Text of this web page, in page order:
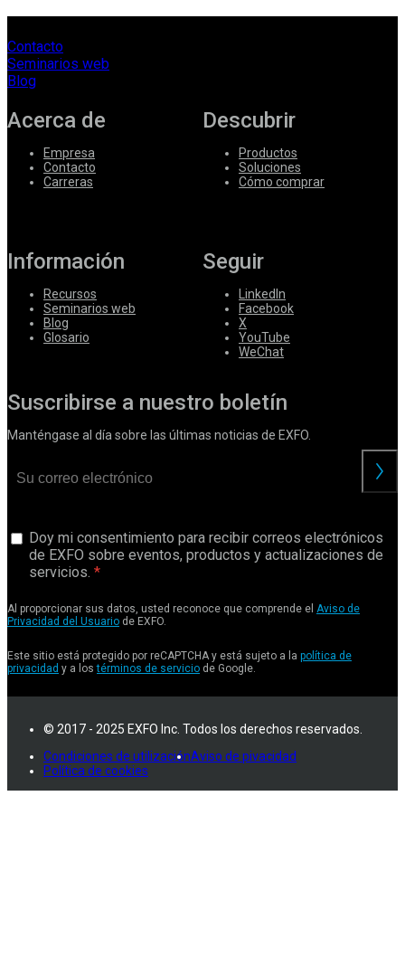
Contacto
Seminarios web
Blog
Acerca de
Empresa
Contacto
Carreras
Descubrir
Productos
Soluciones
Cómo comprar
Información
Recursos
Seminarios web
Blog
Glosario
Seguir
LinkedIn
Facebook
X
YouTube
WeChat
Suscribirse a nuestro boletín
Manténgase al día sobre las últimas noticias de EXFO.
Doy mi consentimiento para recibir correos electrónicos
de EXFO sobre eventos, productos y actualizaciones de
servicios.
Al proporcionar sus datos, usted reconoce que comprende el Aviso de
Privacidad del Usuario de EXFO.
Este sitio está protegido por reCAPTCHA y está sujeto a la política de
privacidad y a lostérminos de servicio de Google.
© 2017 - 2025 EXFO Inc. Todos los derechos reservados.
Condiciones de utilizaciónAviso de pivacidad
Política de cookies